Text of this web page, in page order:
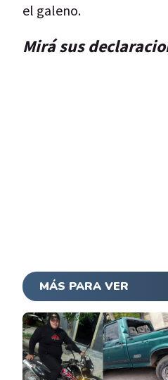
el galeno.
Mirá sus
MÁS PARA VER